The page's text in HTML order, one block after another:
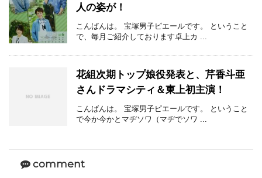
人の姿が！
こんばんは。 宝塚男子ピエールです。 ということ
で、毎月ご紹介しております卓上カ ...
花組次期トップ娘役発表と、芹香斗亜
さんドラマシティ＆東上初主演！
こんばんは。 宝塚男子ピエールです。 ということ
で今か今かとマヂソワ（マヂでソワ ...
comment